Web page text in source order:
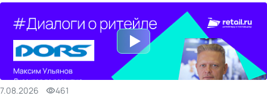
7.08.2026 461